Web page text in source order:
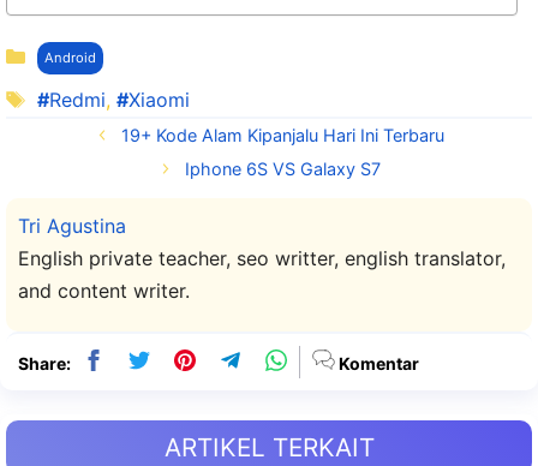
Kategori
Android
Tag
Redmi, Xiaomi
19+ Kode Alam Kipanjalu Hari Ini Terbaru
Iphone 6S VS Galaxy S7
Tri Agustina
English private teacher, seo writter, english translator,
and content writer.
Share: Komentar
ARTIKEL TERKAIT